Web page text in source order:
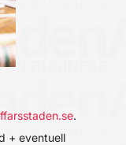
.
+ eventuell